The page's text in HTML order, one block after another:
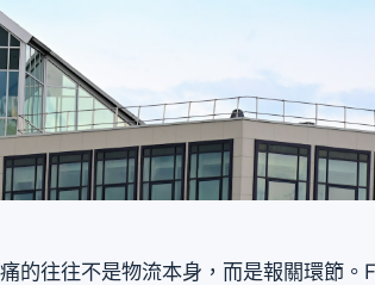
的往往不是物流本身，而是報關環節。